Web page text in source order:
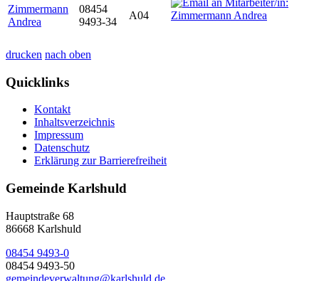
Zimmermann
Andrea
08454
9493-34
A04
drucken nach oben
Quicklinks
Kontakt
Inhaltsverzeichnis
Impressum
Datenschutz
Erklärung zur Barrierefreiheit
Gemeinde Karlshuld
Hauptstraße 68
86668 Karlshuld
08454 9493-0
08454 9493-50
gemeindeverwaltung@karlshuld.de